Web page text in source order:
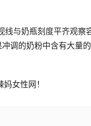
线与奶瓶刻度平齐观察
调的奶粉中含有大量
女性网！